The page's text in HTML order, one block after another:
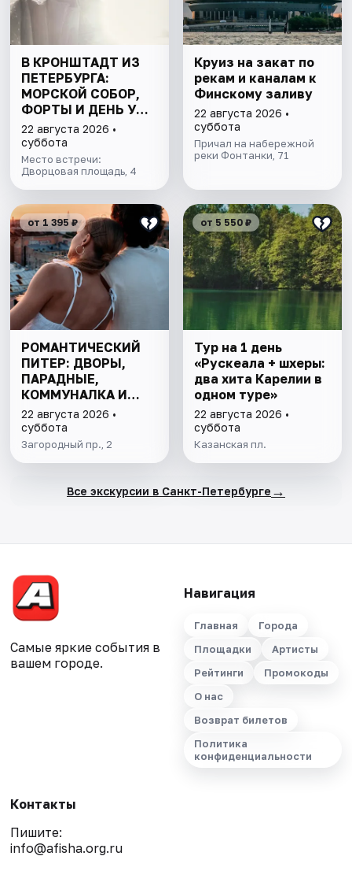
В КРОНШТАДТ ИЗ
ПЕТЕРБУРГА:
МОРСКОЙ СОБОР,
ФОРТЫ И ДЕНЬ У
ФИНСКОГО ЗАЛИВА.
ВСЁ ВКЛЮЧЕНО
22 августа 2026 •
суббота
Место встречи:
Дворцовая площадь, 4
Круиз на закат по
рекам и каналам к
Финскому заливу
22 августа 2026 •
суббота
Причал на набережной
реки Фонтанки, 71
от 1 395 ₽
РОМАНТИЧЕСКИЙ
ПИТЕР: ДВОРЫ,
ПАРАДНЫЕ,
КОММУНАЛКА И
КРЫША
22 августа 2026 •
суббота
Загородный пр., 2
от 5 550 ₽
Тур на 1 день
«Рускеала + шхеры:
два хита Карелии в
одном туре»
22 августа 2026 •
суббота
Казанская пл.
Все экскурсии в Санкт-Петербурге →
Самые яркие события в
вашем городе.
Навигация
Главная
Города
Площадки
Артисты
Рейтинги
Промокоды
О нас
Возврат билетов
Политика
конфиденциальности
Контакты
Пишите:
info@afisha.org.ru